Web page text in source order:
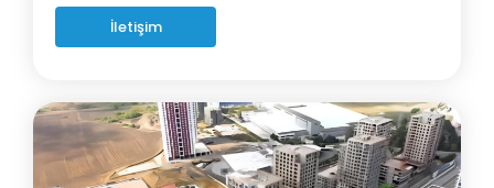
İletişim